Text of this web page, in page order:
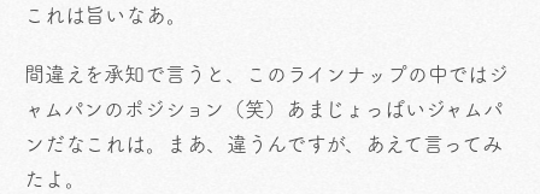
これは旨いなあ。
間違えを承知で言うと、このラインナップの中ではジ
ャムパンのポジション（笑）あまじょっぱいジャムパ
ンだなこれは。まあ、違うんですが、あえて言ってみ
たよ。